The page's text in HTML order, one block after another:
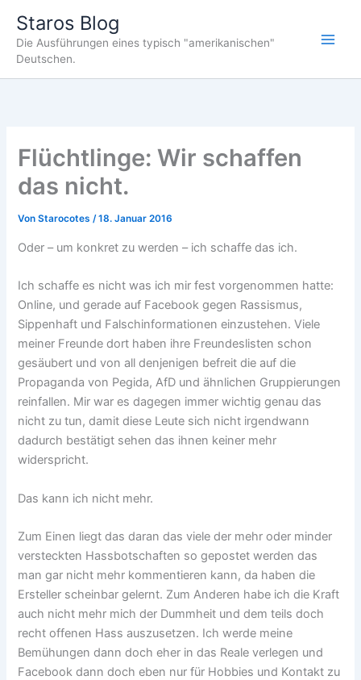
Inhalt
springen
Staros Blog
Die Ausführungen eines typisch "amerikanischen"
Deutschen.
Flüchtlinge: Wir schaffen
das nicht.
VonStarocotes/18. Januar 2016
Oder – um konkret zu werden – ich schaffe das ich.
Ich schaffe es nicht was ich mir fest vorgenommen hatte:
Online, und gerade auf Facebook gegen Rassismus,
Sippenhaft und Falschinformationen einzustehen. Viele
meiner Freunde dort haben ihre Freundeslisten schon
gesäubert und von all denjenigen befreit die auf die
Propaganda von Pegida, AfD und ähnlichen Gruppierungen
reinfallen. Mir war es dagegen immer wichtig genau das
nicht zu tun, damit diese Leute sich nicht irgendwann
dadurch bestätigt sehen das ihnen keiner mehr
widerspricht.
Das kann ich nicht mehr.
Zum Einen liegt das daran das viele der mehr oder minder
versteckten Hassbotschaften so gepostet werden das
man gar nicht mehr kommentieren kann, da haben die
Ersteller scheinbar gelernt. Zum Anderen habe ich die Kraft
auch nicht mehr mich der Dummheit und dem teils doch
recht offenen Hass auszusetzen. Ich werde meine
Bemühungen dann doch eher in das Reale verlegen und
Facebook dann doch eben nur für Hobbies und Kontakt zu